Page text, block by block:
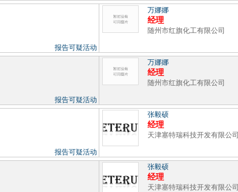
报告可疑活动
万娜娜
经理
随州市红旗化工有限公司
报告可疑活动
万娜娜
经理
随州市红旗化工有限公司
报告可疑活动
张毅硕
经理
天津塞特瑞科技开发有限公司
张毅硕
经理
天津塞特瑞科技开发有限公司